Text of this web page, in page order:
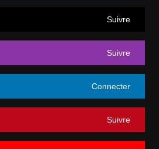
Suivre
Suivre
Connecter
Suivre